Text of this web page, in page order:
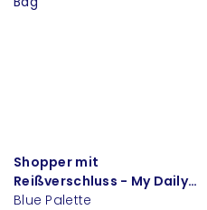
Shopper mit
Reißverschluss - My Daily
Bag
Blue Palette